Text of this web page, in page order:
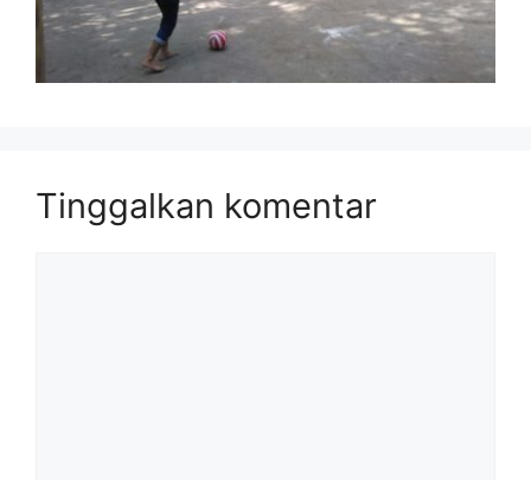
Tinggalkan komentar